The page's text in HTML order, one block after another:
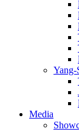
Yang-
Media